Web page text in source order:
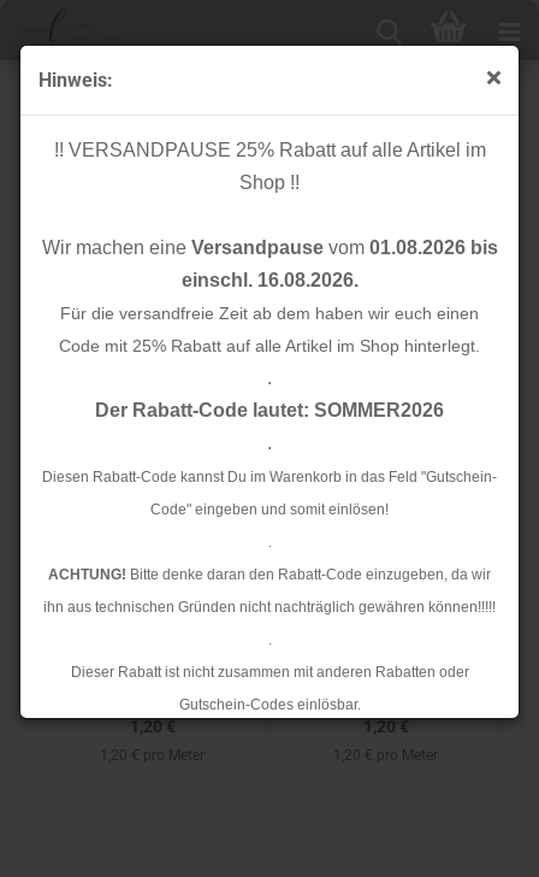
Hinweis:
!! VERSANDPAUSE 25% Rabatt auf alle Artikel im
Shop !!
Wir machen eine Versandpausevom 01.08.2026 bis
einschl. 16.08.2026.
Für die versandfreie Zeit ab dem haben wir euch einen
Code mit 25% Rabatt auf alle Artikel im Shop hinterlegt.
.
Der Rabatt-Code lautet: SOMMER2026
.
Diesen Rabatt-Code kannst Du im Warenkorb in das Feld "Gutschein-
Code" eingeben und somit einlösen!
.
ACHTUNG! Bitte denke daran den Rabatt-Code einzugeben, da wir
ihn aus technischen Gründen nicht nachträglich gewähren können!!!!!
.
Dieser Rabatt ist nicht zusammen mit anderen Rabatten oder
Gutschein-Codes einlösbar.
- Jersey
24 pro Seite
2 »
Jersey Schrägband -
1,20 €
1,20 € pro Meter
Jersey Schrägband -
1,20 €
1,20 € pro Meter